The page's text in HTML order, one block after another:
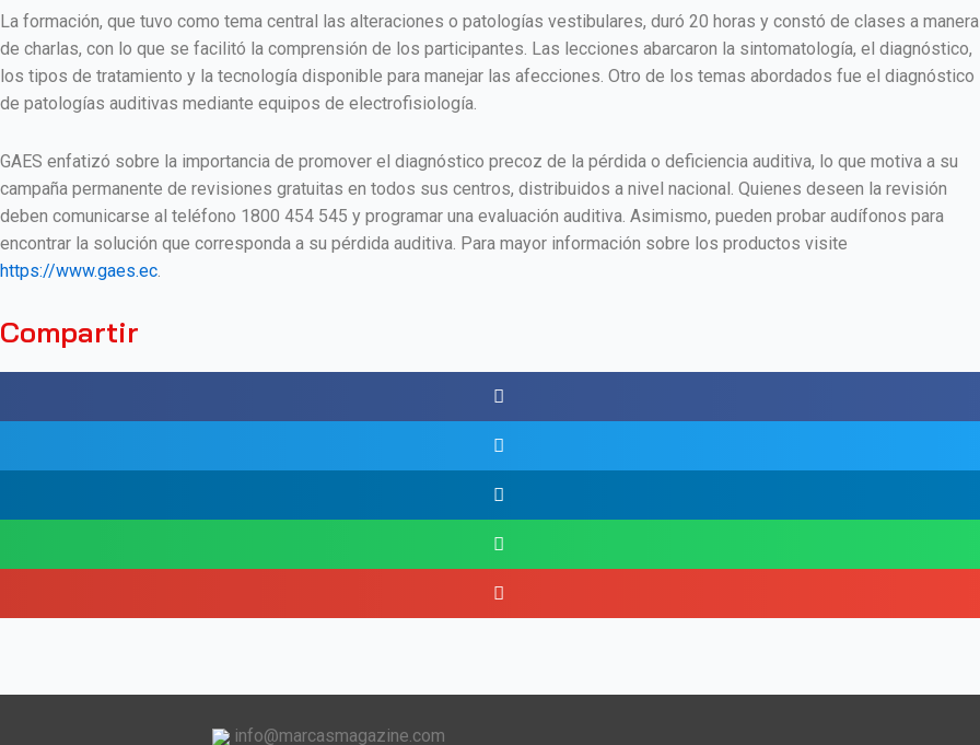
La formación, que tuvo como tema central las alteraciones o patologías vestibulares, duró 20 horas y constó de clases a manera
de charlas, con lo que se facilitó la comprensión de los participantes. Las lecciones abarcaron la sintomatología, el diagnóstico,
los tipos de tratamiento y la tecnología disponible para manejar las afecciones. Otro de los temas abordados fue el diagnóstico
de patologías auditivas mediante equipos de electrofisiología.
GAES enfatizó sobre la importancia de promover el diagnóstico precoz de la pérdida o deficiencia auditiva, lo que motiva a su
campaña permanente de revisiones gratuitas en todos sus centros, distribuidos a nivel nacional. Quienes deseen la revisión
deben comunicarse al teléfono 1800 454 545 y programar una evaluación auditiva. Asimismo, pueden probar audífonos para
encontrar la solución que corresponda a su pérdida auditiva. Para mayor información sobre los productos visite
https://www.gaes.ec.
Compartir
info@marcasmagazine.com